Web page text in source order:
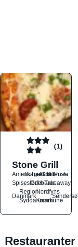
(1)
Stone Grill
Amerikansk
Burger
Fastfood
Grill
Italiensk
Pizza
SpisestederGrillbarerTakeaway
Danmark
Region
Syddanmark
Nordfyns
Kommune
Søndersø